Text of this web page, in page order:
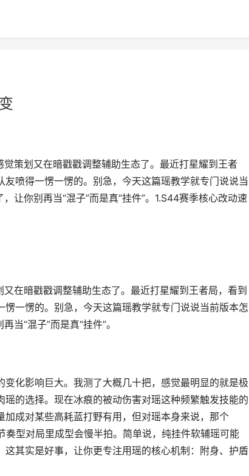
策划又在暗戳戳调整辅助生态了。最近打星耀到王者
喷得一愣一愣的。别急，今天这篇瑶教学就专门说说当
让你别再当“混子”而是真“挂件”。1.S44赛季核心改动速
在暗戳戳调整辅助生态了。最近打星耀到王者局，看到
一愣的。别急，今天这篇瑶教学就专门说说当前版本怎
当“混子”而是真“挂件”。
化影响巨大。我测了大概几十把，感觉最明显的就是极
的选择。现在冰痕的被动伤害对瑶这种频繁触发技能的
成对某些高耗蓝打野有用，但对瑶本身来说，那个
型对局里成型会慢半拍。简单说，纯挂件软辅瑶可能
其实是好事，让你更专注用瑶的核心机制：附身、护盾